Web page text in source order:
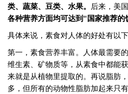
类、蔬菜、豆类、水果。 后来，美
各种营养方面均可达到“国家推荐的
具体来说，素食对人体的好处有以下
第一，素食营养丰富。人体最需要
维生素、矿物质等，从素食中都能
来就是从植物里提取的。再说脂肪
多，但所有的动物性脂肪加起来只